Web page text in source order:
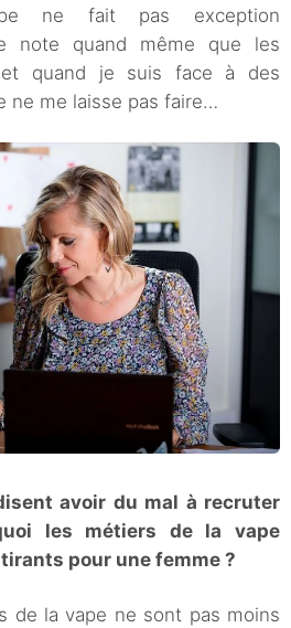
ne fait pas exception
note quand même que les
et quand je suis face à des
ne me laisse pas faire…
avoir du mal à recruter
les métiers de la vape
pour une femme ?
de la vape ne sont pas moins